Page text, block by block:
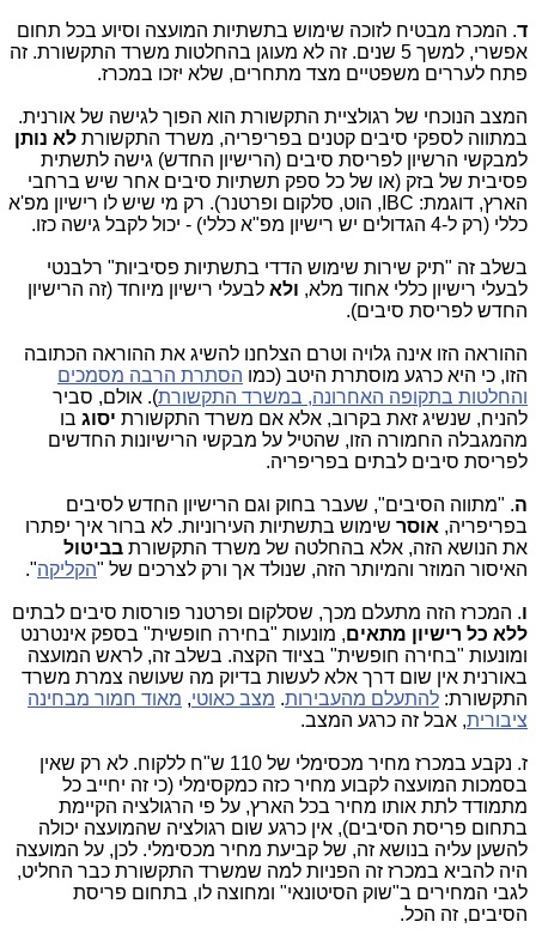
ד. המכרז מבטיח לזוכה שימוש בתשתיות המועצה וסיוע בכל תחום
אפשרי, למשך 5 שנים. זה לא מעוגן בהחלטות משרד התקשורת. זה
פתח לעררים משפטיים מצד מתחרים, שלא יזכו במכרז.
המצב הנוכחי של רגולציית התקשורת הוא הפוך לגישה של אורנית.
במתווה לספקי סיבים קטנים בפריפריה, משרד התקשורת לא נותן
למבקשי הרשיון לפריסת סיבים (הרישיון החדש) גישה לתשתית
פסיבית של בזק (או של כל ספק תשתיות סיבים אחר שיש ברחבי
הארץ, דוגמת: IBC, הוט, סלקום ופרטנר). רק מי שיש לו רישיון מפ'א
כללי (רק ל-4 הגדולים יש רישיון מפ"א כללי) - יכול לקבל גישה כזו.
בשלב זה "תיק שירות שימוש הדדי בתשתיות פסיביות" רלבנטי
לבעלי רישיון כללי אחוד מלא, ולא לבעלי רישיון מיוחד (זה הרישיון
החדש לפריסת סיבים).
ההוראה הזו אינה גלויה וטרם הצלחנו להשיג את ההוראה הכתובה
הזו, כי היא כרגע מוסתרת היטב (כמו הסתרת הרבה מסמכים
והחלטות בתקופה האחרונה, במשרד התקשורת). אולם, סביר
להניח, שנשיג זאת בקרוב, אלא אם משרד התקשורת יסוג בו
מהמגבלה החמורה הזו, שהטיל על מבקשי הרישיונות החדשים
לפריסת סיבים לבתים בפריפריה.
ה. "מתווה הסיבים", שעבר בחוק וגם הרישיון החדש לסיבים
בפריפריה, אוסר שימוש בתשתיות העירוניות. לא ברור איך יפתרו
את הנושא הזה, אלא בהחלטה של משרד התקשורת בביטול
האיסור המוזר והמיותר הזה, שנולד אך ורק לצרכים של "הקליקה".
ו. המכרז הזה מתעלם מכך, שסלקום ופרטנר פורסות סיבים לבתים
ללא כל רישיון מתאים, מונעות "בחירה חופשית" בספק אינטרנט
ומונעות "בחירה חופשית" בציוד הקצה. בשלב זה, לראש המועצה
באורנית אין שום דרך אלא לעשות בדיוק מה שעושה צמרת משרד
התקשורת: להתעלם מהעבירות. מצב כאוטי, מאוד חמור מבחינה
ציבורית, אבל זה כרגע המצב.
ז. נקבע במכרז מחיר מכסימלי של 110 ש"ח ללקוח. לא רק שאין
בסמכות המועצה לקבוע מחיר כזה כמקסימלי (כי זה יחייב כל
מתמודד לתת אותו מחיר בכל הארץ, על פי הרגולציה הקיימת
בתחום פריסת הסיבים), אין כרגע שום רגולציה שהמועצה יכולה
להשען עליה בנושא זה, של קביעת מחיר מכסימלי. לכן, על המועצה
היה להביא במכרז זה הפניות למה שמשרד התקשורת כבר החליט,
לגבי המחירים ב"שוק הסיטונאי" ומחוצה לו, בתחום פריסת
הסיבים, זה הכל.